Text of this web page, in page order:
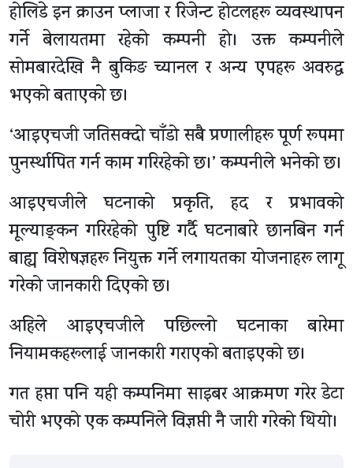
होलिडे इन क्राउन प्लाजा र रिजेन्ट होटलहरू व्यवस्थापन
गर्ने बेलायतमा रहेको कम्पनी हो। उक्त कम्पनीले
सोमबारदेखि नै बुकिङ च्यानल र अन्य एपहरू अवरुद्ध
भएको बताएको छ।
‘आइएचजी जतिसक्दो चाँडो सबै प्रणालीहरू पूर्ण रूपमा
पुनर्स्थापित गर्न काम गरिरहेको छ।’ कम्पनीले भनेको छ।
आइएचजीले घटनाको प्रकृति, हद र प्रभावको
मूल्याङ्कन गरिरहेको पुष्टि गर्दै घटनाबारे छानबिन गर्न
बाह्य विशेषज्ञहरू नियुक्त गर्ने लगायतका योजनाहरू लागू
गरेको जानकारी दिएको छ।
अहिले आइएचजीले पछिल्लो घटनाका बारेमा
नियामकहरूलाई जानकारी गराएको बताइएको छ।
गत हप्ता पनि यही कम्पनिमा साइबर आक्रमण गरेर डेटा
चोरी भएको एक कम्पनिले विज्ञप्ती नै जारी गरेको थियो।